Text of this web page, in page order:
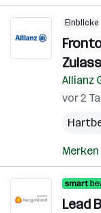
Einblicke
Allianz
vor 2
Merken
Lead